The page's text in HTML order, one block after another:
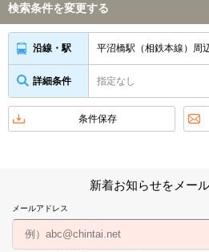
検索条件を変更する
沿線・駅 平沼橋駅（相鉄本線）周
詳細条件 指定なし
条件保存
新着お知らせをメー
メールアドレス